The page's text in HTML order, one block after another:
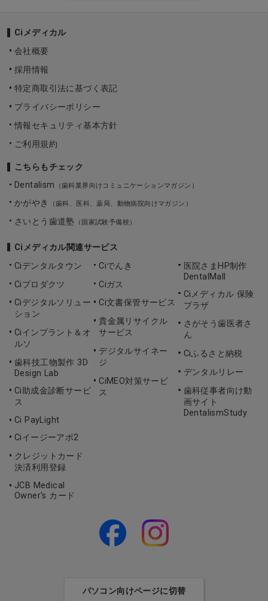
Ciメディカル
会社概要
採用情報
特定商取引法に基づく表記
プライバシーポリシー
情報セキュリティ基本方針
ご利用規約
こちらもチェック
Dentalism
（歯科業界向けコミュニケーションマガジン）
かがやき （歯科、医科、薬局、動物病院向けマガジン）
さいとう歯道塾 （国家試験予備校）
Ciメディカル関連サービス
Ciデンタルタウン
Ciプロダクツ
Ciデジタルソリュー
ション
Ciインプラント＆オ
ルソ
歯科技工物製作 3D
Design Lab
Ci助成金診断サービ
ス
Ci PayLight
Ciイージーアポ2
クレジットカード
決済利用登録
JCB Medical
Owner's カード
Ciでんき
Ciガス
Ci文書保管サービス
貴金属リサイクル
サービス
デジタルサイネー
ジ
CiMEO対策サービ
ス
医院さまHP制作
DentalMall
Ciメディカル 保険
プラザ
さがそう歯医者さ
ん
Ciふるさと納税
デンタルリレー
歯科従事者向け動
画サイト
DentalismStudy
パソコン向けページに切替